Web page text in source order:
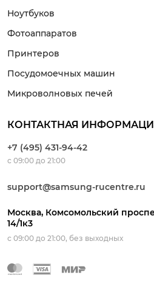
Ноутбуков
Фотоаппаратов
Принтеров
Посудомоечных машин
Микроволновых печей
КОНТАКТНАЯ
+7 (495) 431-94-42
с 09:00 до 21:00
support@samsung-rucentre.ru
Москва, Комсомольский
14/1к3
с 09:00 до 21:00, без выходных